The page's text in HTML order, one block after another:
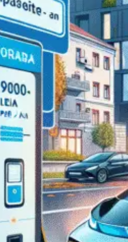
Audi A5
Audi A6 C5
Audi A6 C6
Audi A6 C7
Audi Q5
Ford Fiesta
Ford Focus 1
Ford Focus 2
Ford Focus MK3
Ford Mondeo MK3
Ford Mondeo MK4
Ford Transit
Mercedes C Class W203
Mercedes C Class W204
Mercedes W203
Mercedes W204
Mercedes W211
Mercedes Sprinter
Passat B5
Passat B5 5
Passat B6
Passat B7
Passat B8
Passat CC